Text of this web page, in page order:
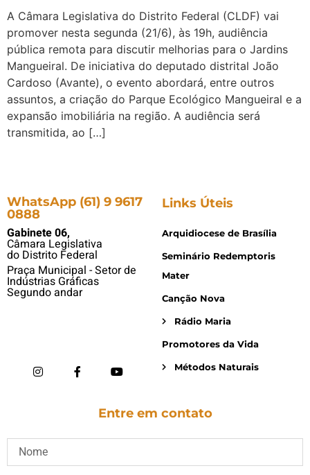
A Câmara Legislativa do Distrito Federal (CLDF) vai
promover nesta segunda (21/6), às 19h, audiência
pública remota para discutir melhorias para o Jardins
Mangueiral. De iniciativa do deputado distrital João
Cardoso (Avante), o evento abordará, entre outros
assuntos, a criação do Parque Ecológico Mangueiral e a
expansão imobiliária na região. A audiência será
transmitida, ao […]
WhatsApp (61) 9 9617
0888
Gabinete 06,
Câmara Legislativa
do Distrito Federal
Praça Municipal - Setor de
Indústrias Gráficas
Segundo andar
Links Úteis
Arquidiocese de Brasília
Seminário Redemptoris
Mater
Canção Nova
Rádio Maria
Promotores da Vida
Métodos Naturais
Entre em contato